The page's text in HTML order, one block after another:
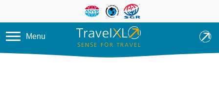
Overslaan en naar de inhoud
Menu